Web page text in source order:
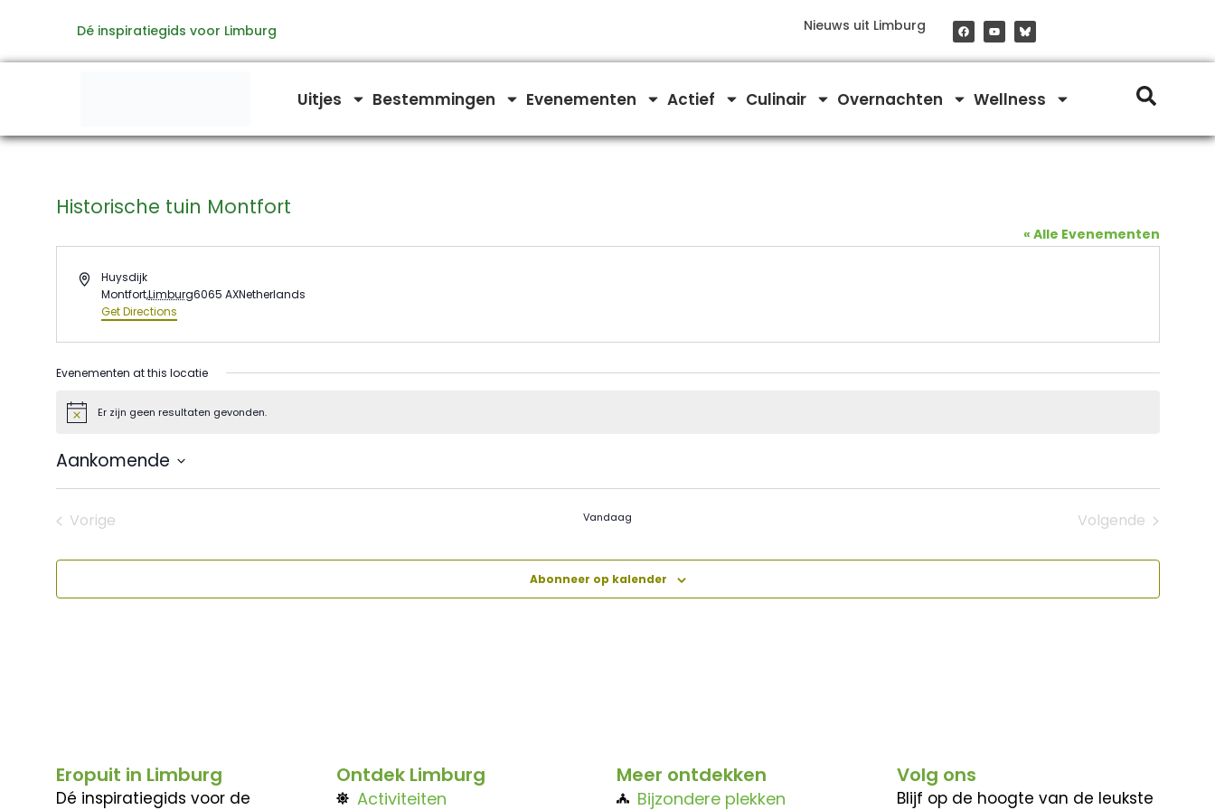
de
Dé inspiratiegids voor Limburg Nieuws uit Limburg F
a
c
b
k
Y
o
u
u
Uitjes Bestemmingen Evenementen Actief Culinair Overnachten Wellness
Historische tuin Montfort
« Alle Evenementen
AddressHuysdijk
Montfort,Limburg6065 AXNetherlands
Get Directions
Evenementen at this locatie
BerichtEr zijn geen resultaten gevonden.
Aankomende
datum.
Vorige
Vandaag
Volgende
Abonneer op kalender
Eropuit in Limburg
Dé inspiratiegids voor de
Ontdek Limburg
Activiteiten
Meer ontdekken
Bijzondere plekken
Volg ons
Blijf op de hoogte van de leukste